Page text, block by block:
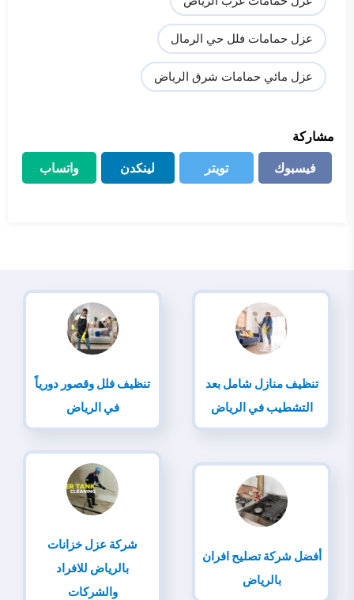
عزل حمامات فلل حي الرمال
عزل مائي حمامات شرق الرياض
مشاركة
فيسبوك
فيسبوك
تويتر
تويتر
لينكدن
لينكدن
واتساب
واتساب
تنظيف منازل شامل بعد
التشطيب في الرياض
تنظيف فلل وقصور دورياً
في الرياض
أفضل شركة تصليح افران
بالرياض
شركة عزل خزانات
بالرياض للافراد
والشركات